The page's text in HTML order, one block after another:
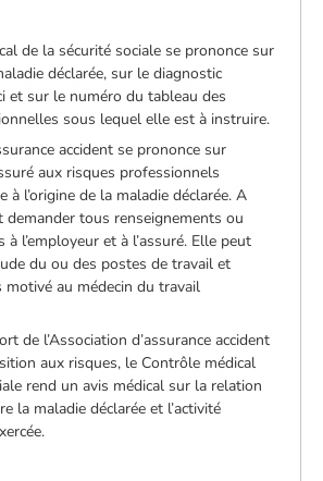
de la sécurité sociale se prononce sur
déclarée, sur le diagnostic
et sur le numéro du tableau des
sous lequel elle est à instruire.
accident se prononce sur
aux risques professionnels
à l’origine de la maladie déclarée. A
demander tous renseignements ou
à l’employeur et à l’assuré. Elle peut
du ou des postes de travail et
motivé au médecin du travail
de l’Association d’assurance accident
aux risques, le Contrôle médical
rend un avis médical sur la relation
la maladie déclarée et l’activité